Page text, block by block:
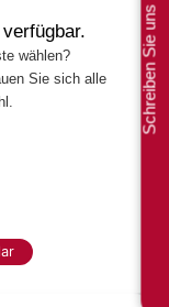
wählen?
Sie sich alle
Schreiben Sie uns